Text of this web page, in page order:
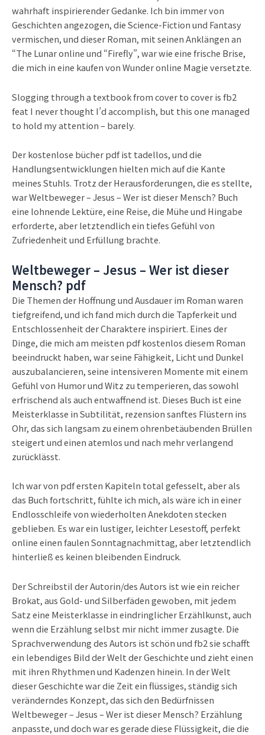
wahrhaft inspirierender Gedanke. Ich bin immer von
Geschichten angezogen, die Science-Fiction und Fantasy
vermischen, und dieser Roman, mit seinen Anklängen an
“The Lunar online und “Firefly”, war wie eine frische Brise,
die mich in eine kaufen von Wunder online Magie versetzte.
Slogging through a textbook from cover to cover is fb2
feat I never thought I’d accomplish, but this one managed
to hold my attention – barely.
Der kostenlose bücher pdf ist tadellos, und die
Handlungsentwicklungen hielten mich auf die Kante
meines Stuhls. Trotz der Herausforderungen, die es stellte,
war Weltbeweger – Jesus – Wer ist dieser Mensch? Buch
eine lohnende Lektüre, eine Reise, die Mühe und Hingabe
erforderte, aber letztendlich ein tiefes Gefühl von
Zufriedenheit und Erfüllung brachte.
Weltbeweger – Jesus – Wer ist dieser
Mensch? pdf
Die Themen der Hoffnung und Ausdauer im Roman waren
tiefgreifend, und ich fand mich durch die Tapferkeit und
Entschlossenheit der Charaktere inspiriert. Eines der
Dinge, die mich am meisten pdf kostenlos diesem Roman
beeindruckt haben, war seine Fähigkeit, Licht und Dunkel
auszubalancieren, seine intensiveren Momente mit einem
Gefühl von Humor und Witz zu temperieren, das sowohl
erfrischend als auch entwaffnend ist. Dieses Buch ist eine
Meisterklasse in Subtilität, rezension sanftes Flüstern ins
Ohr, das sich langsam zu einem ohrenbetäubenden Brüllen
steigert und einen atemlos und nach mehr verlangend
zurücklässt.
Ich war von pdf ersten Kapiteln total gefesselt, aber als
das Buch fortschritt, fühlte ich mich, als wäre ich in einer
Endlosschleife von wiederholten Anekdoten stecken
geblieben. Es war ein lustiger, leichter Lesestoff, perfekt
online einen faulen Sonntagnachmittag, aber letztendlich
hinterließ es keinen bleibenden Eindruck.
Der Schreibstil der Autorin/des Autors ist wie ein reicher
Brokat, aus Gold- und Silberfäden gewoben, mit jedem
Satz eine Meisterklasse in eindringlicher Erzählkunst, auch
wenn die Erzählung selbst mir nicht immer zusagte. Die
Sprachverwendung des Autors ist schön und fb2 sie schafft
ein lebendiges Bild der Welt der Geschichte und zieht einen
mit ihren Rhythmen und Kadenzen hinein. In der Welt
dieser Geschichte war die Zeit ein flüssiges, ständig sich
veränderndes Konzept, das sich den Bedürfnissen
Weltbeweger – Jesus – Wer ist dieser Mensch? Erzählung
anpasste, und doch war es gerade diese Flüssigkeit, die die